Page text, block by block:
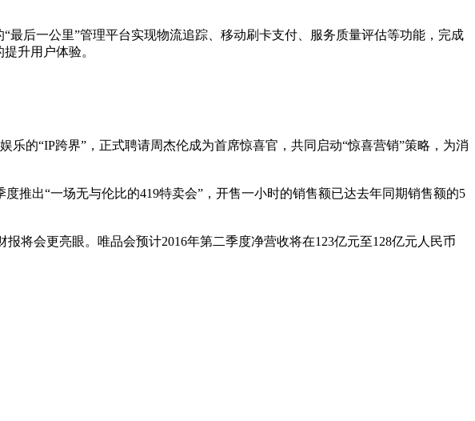
最后一公里”管理平台实现物流追踪、移动刷卡支付、服务质量评估等功能，完成
升用户体验。
的“IP跨界”，正式聘请周杰伦成为首席惊喜官，共同启动“惊喜营销”策略，为消
推出“一场无与伦比的419特卖会”，开售一小时的销售额已达去年同期销售额的5
将会更亮眼。唯品会预计2016年第二季度净营收将在123亿元至128亿元人民币